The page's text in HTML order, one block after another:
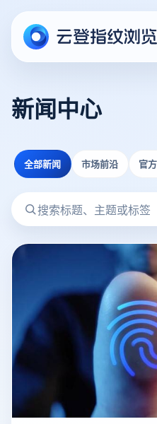
新闻中心
全部新闻 市场前沿 官